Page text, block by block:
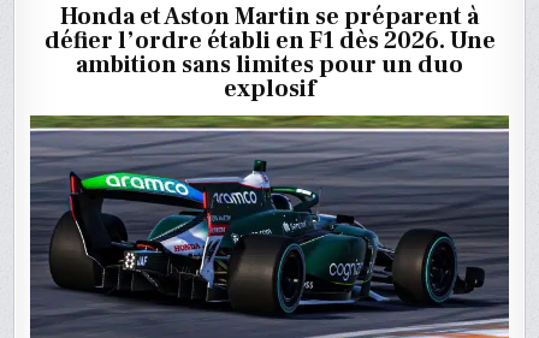
D’ÊTRE
2026
Honda et Aston Martin se préparent à
défier l’ordre établi en F1 dès 2026. Une
ambition sans limites pour un duo
explosif